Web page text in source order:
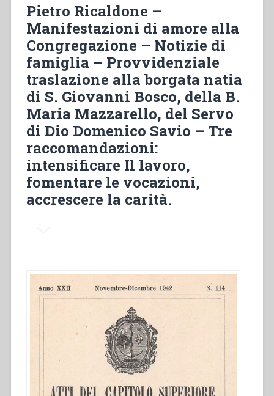
Il
2°
articolo
degli
Statuti
del
Pontificio
Ateneo
Salesiano
–
L’ignoranza
religiosa
Il
nostro
Sales
e
Giovanni
Bosco
settore
del
Pietro Ricaldone –
Manifestazioni di amore alla
Congregazione – Notizie di
famiglia – Provvidenziale
traslazione alla borgata natia
di S. Giovanni Bosco, della B.
Maria Mazzarello, del Servo
di Dio Domenico Savio – Tre
raccomandazioni:
intensificare Il lavoro,
fomentare le vocazioni,
accrescere la carità.